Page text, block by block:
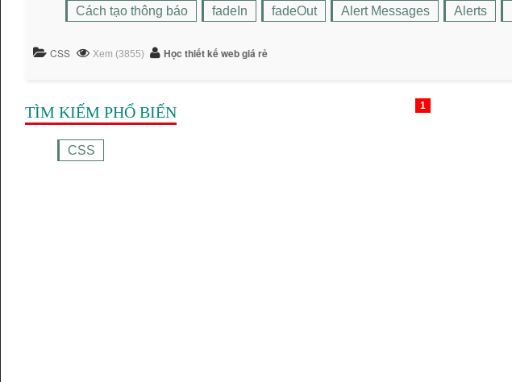
Cách tạo thông báo fadeIn fadeOut Alert Messages Alerts
CSS Xem (3855) Học thiết kế web giá rẻ
1
TÌM KIẾM PHỔ BIẾN
CSS